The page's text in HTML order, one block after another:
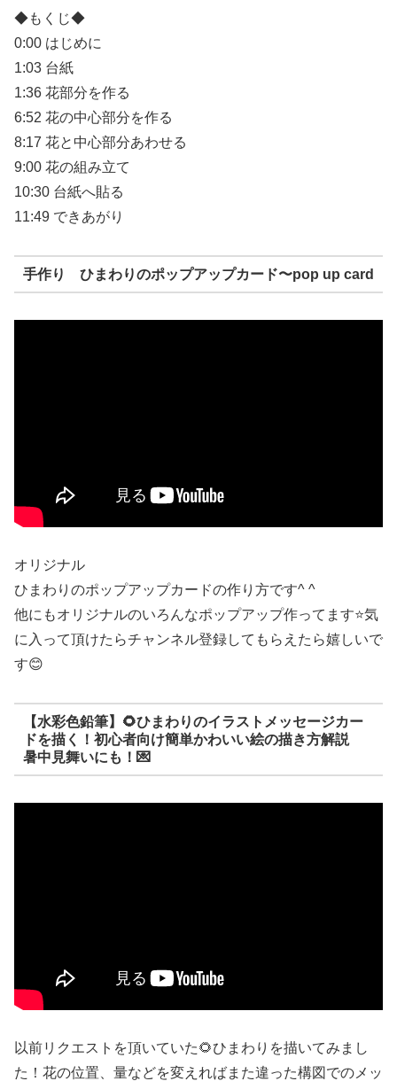
◆もくじ◆
0:00 はじめに
1:03 台紙
1:36 花部分を作る
6:52 花の中心部分を作る
8:17 花と中心部分あわせる
9:00 花の組み立て
10:30 台紙へ貼る
11:49 できあがり
手作り ひまわりのポップアップカード〜pop up card
オリジナル
ひまわりのポップアップカードの作り方です^ ^
他にもオリジナルのいろんなポップアップ作ってます⭐️気
に入って頂けたらチャンネル登録してもらえたら嬉しいで
す😊
【水彩色鉛筆】🌻ひまわりのイラストメッセージカー
ドを描く！初心者向け簡単かわいい絵の描き方解説
暑中見舞いにも！💌
以前リクエストを頂いていた🌻ひまわりを描いてみまし
た！花の位置、量などを変えればまた違った構図でのメッ